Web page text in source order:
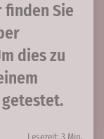
finden Sie
dies zu
Lesezeit: 3 Min.